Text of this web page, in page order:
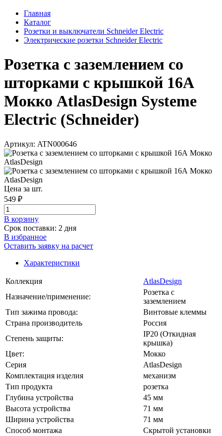
Главная
Каталог
Розетки и выключатели Schneider Electric
Электрические розетки Schneider Electric
Розетка с заземлением со
шторками с крышкой 16А
Мокко AtlasDesign Systeme
Electric (Schneider)
Артикул: ATN000646
Цена за шт.
549 ₽
В корзинy
Срок поставки: 2 дня
В избранное
Оставить заявку на расчет
Характеристики
Коллекция
AtlasDesign
Назначение/применение:
Розетка с
заземлением
Тип зажима провода:
Винтовые клеммы
Страна производитель
Россия
Степень защиты:
IP20 (Откидная
крышка)
Цвет:
Мокко
Серия
AtlasDesign
Комплектация изделия
механизм
Тип продукта
розетка
Глубина устройства
45 мм
Высота устройства
71 мм
Ширина устройства
71 мм
Способ монтажа
Скрытой установки